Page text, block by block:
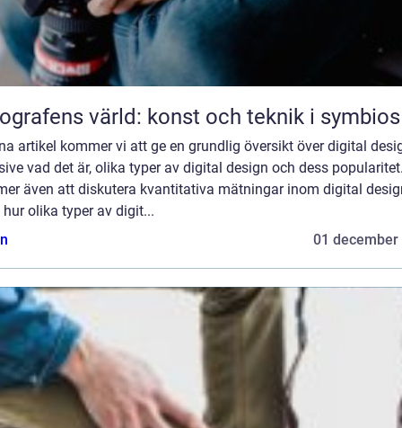
värld: konst och teknik i symbios
artikel kommer vi att ge en grundlig översikt över digital
vad det är, olika typer av digital design och dess
även att diskutera kvantitativa mätningar inom digital
olika typer av digit...
01 december